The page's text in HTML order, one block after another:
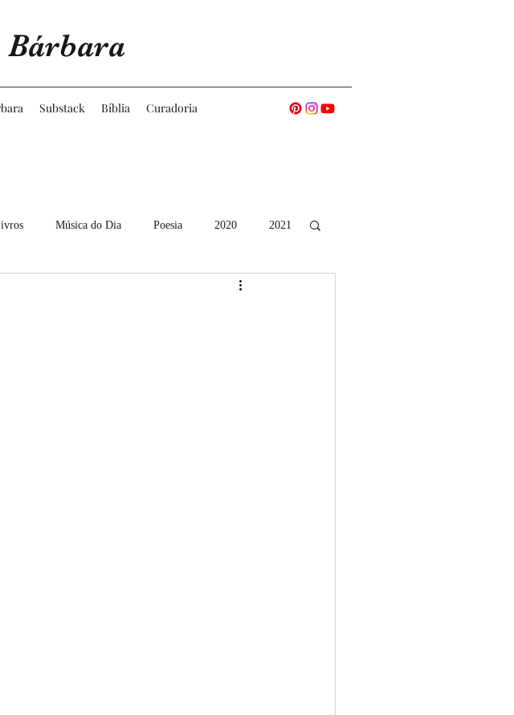
Bárbara
Substack Bíblia Curadoria
Música do Dia Poesia 2020 2021